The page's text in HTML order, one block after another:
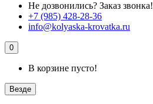
Не дозвонились? Заказ звонка!
+7 (985) 428-28-36
info@kolyaska-krovatka.ru
0
В корзине пусто!
Везде